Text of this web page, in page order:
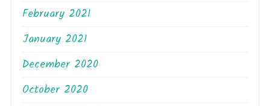
February 2021
January 2021
December 2020
October 2020